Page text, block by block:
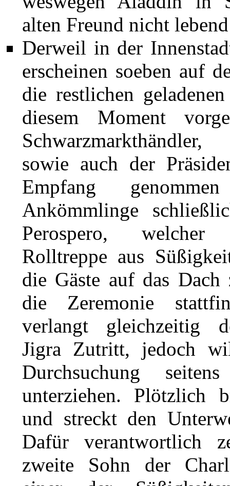
alten Freund nicht
Derweil in der
erscheinen soeben auf
die restlichen
diesem Moment
Schwarzmarkthändler,
sowie auch der
Empfang
Ankömmlinge
Perospero, welcher
Rolltreppe aus
die Gäste auf das
die Zeremonie
verlangt gleichzeitig
Jigra Zutritt, jedoch
Durchsuchung
unterziehen. Plötzlich
und streckt den
Dafür verantwortlich
zweite Sohn der